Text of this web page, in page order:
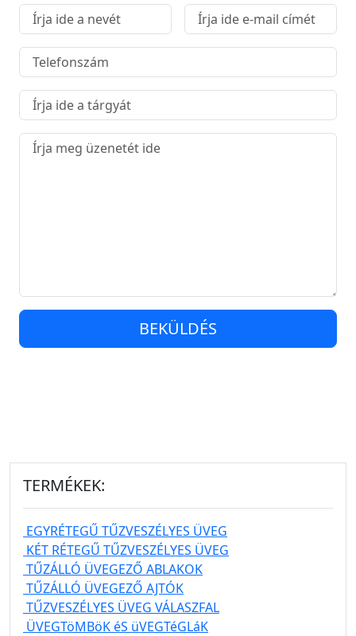
BEKÜLDÉS
TERMÉKEK:
EGYRÉTEGŰ TŰZVESZÉLYES ÜVEG
KÉT RÉTEGŰ TŰZVESZÉLYES ÜVEG
TŰZÁLLÓ ÜVEGEZŐ ABLAKOK
TŰZÁLLÓ ÜVEGEZŐ AJTÓK
TŰZVESZÉLYES ÜVEG VÁLASZFAL
ÜVEGTöMBöK éS üVEGTéGLáK